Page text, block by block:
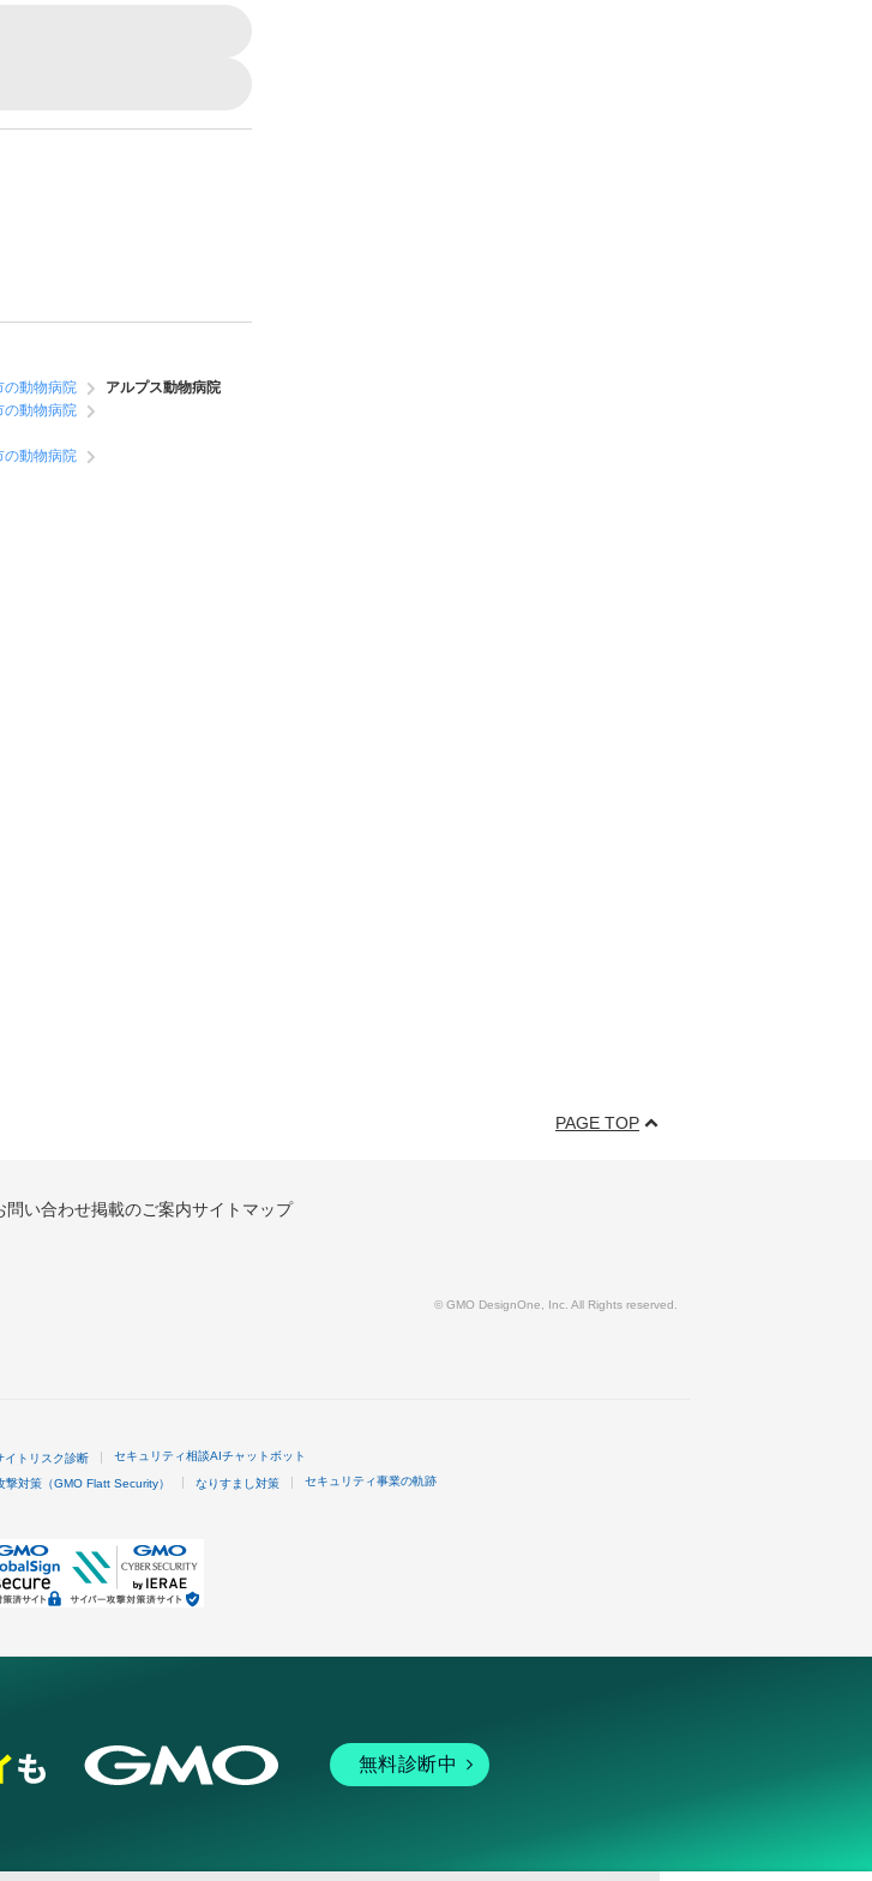
の動物病院
アルプス動物病院
の動物病院
の動物病院
PAGE TOP
問い合わせ掲載のご案内サイトマップ
© GMO DesignOne, Inc. All Rights reserved.
イトリスク診断 セキュリティ相談AIチャットボット
撃対策（GMO Flatt Security） なりすまし対策 セキュリティ事業の軌跡
無料診断中